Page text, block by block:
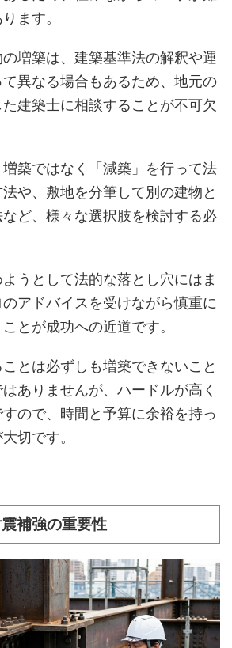
ます。
増築は、建築基準法の解釈や運
異なる場合もあるため、地元の
建築士に相談することが不可欠
築ではなく「減築」を行って法
や、敷地を分筆して別の建物と
ど、様々な選択肢を検討する必
うとして法的な落とし穴にはま
アドバイスを受けながら慎重に
とが成功への近道です。
とは必ずしも増築できないこと
ありませんが、ハードルが高く
ので、時間と予算に余裕を持っ
切です。
補強の重要性